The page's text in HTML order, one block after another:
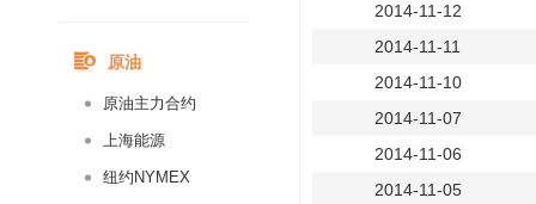
原油
原油主力合约
上海能源
纽约NYMEX
2014-11-12
2014-11-11
2014-11-10
2014-11-07
2014-11-06
2014-11-05